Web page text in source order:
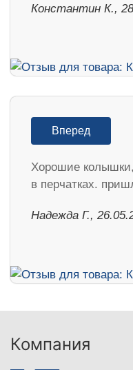
Константин К.,
Вперед
Хорошие колышки,
в перчатках.
Надежда Г.,
Компания